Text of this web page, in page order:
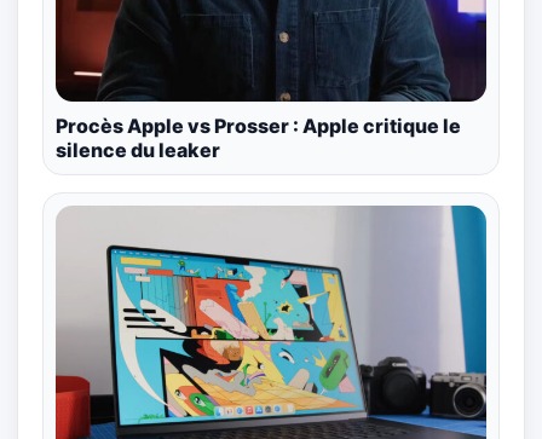
Procès Apple vs Prosser : Apple critique le
silence du leaker